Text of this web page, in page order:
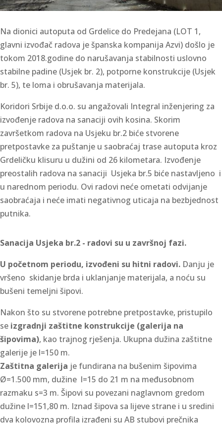
Na dionici autoputa od Grdelice do Predejana (LOT 1,
glavni izvođač radova je španska kompanija Azvi) došlo je
tokom 2018.godine do narušavanja stabilnosti uslovno
stabilne padine (Usjek br. 2), potporne konstrukcije (Usjek
br. 5), te loma i obrušavanja materijala.
Koridori Srbije d.o.o. su angažovali Integral inženjering za
izvođenje radova na sanaciji ovih kosina. Skorim
završetkom radova na Usjeku br.2 biće stvorene
pretpostavke za puštanje u saobraćaj trase autoputa kroz
Grdeličku klisuru u dužini od 26 kilometara. Izvođenje
preostalih radova na sanaciji Usjeka br.5 biće nastavljeno i
u narednom periodu. Ovi radovi neće ometati odvijanje
saobraćaja i neće imati negativnog uticaja na bezbjednost
putnika.
Sanacija Usjeka br.2 - radovi su u završnoj fazi.
U početnom periodu, izvođeni su hitni radovi. Danju je
vršeno skidanje brda i uklanjanje materijala, a noću su
bušeni temeljni šipovi.
Nakon što su stvorene potrebne pretpostavke, pristupilo
se izgradnji zaštitne konstrukcije (galerija na
šipovima), kao trajnog rješenja. Ukupna dužina zaštitne
galerije je l=150 m.
Zaštitna galerija je fundirana na bušenim šipovima
Ø=1.500 mm, dužine l=15 do 21 m na međusobnom
razmaku s=3 m. Šipovi su povezani naglavnom gredom
dužine l=151,80 m. Iznad šipova sa lijeve strane i u sredini
dva kolovozna profila izrađeni su AB stubovi prečnika